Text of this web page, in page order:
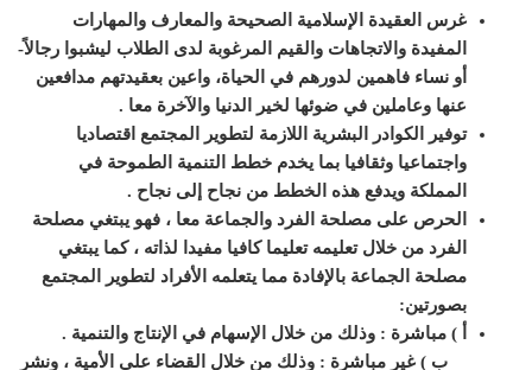
غرس العقيدة الإسلامية الصحيحة والمعارف والمهارات
المفيدة والاتجاهات والقيم المرغوبة لدى الطلاب ليشبوا رجالاً-
أو نساء فاهمين لدورهم في الحياة، واعين بعقيدتهم مدافعين
عنها وعاملين في ضوئها لخير
الدنيا والآخرة معا .
توفير الكوادر البشرية اللازمة لتطوير المجتمع اقتصاديا
واجتماعيا وثقافيا بما يخدم خطط التنمية الطموحة في
المملكة ويدفع هذه
الخطط من نجاح إلى نجاح .
الحرص على مصلحة الفرد والجماعة معا ، فهو يبتغي مصلحة
الفرد من خلال تعليمه تعليما كافيا مفيدا لذاته ، كما يبتغي
مصلحة الجماعة بالإفادة مما يتعلمه الأفراد لتطوير المجتمع
بصورتين:
أ ) مباشرة : وذلك من خلال الإسهام في الإنتاج والتنمية .
ب ) غير مباشرة : وذلك من خلال القضاء على
الأمية ، ونشر